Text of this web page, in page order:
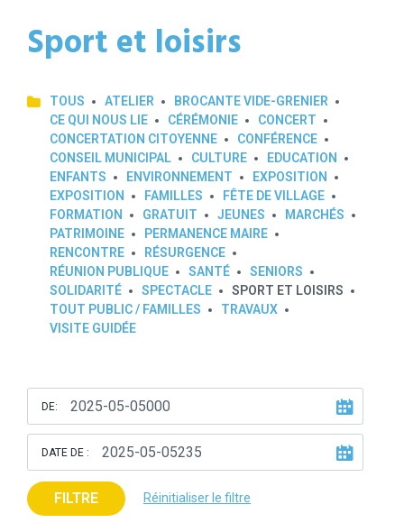
Sport et loisirs
TOUS ATELIER
BROCANTE VIDE-GRENIER
CE QUI NOUS LIE
CÉRÉMONIE
CONCERT
CONCERTATION CITOYENNE
CONFÉRENCE
CONSEIL MUNICIPAL
CULTURE
EDUCATION
ENFANTS
ENVIRONNEMENT
EXPOSITION
EXPOSITION
FAMILLES
FÊTE DE VILLAGE
FORMATION
GRATUIT JEUNES
MARCHÉS
PATRIMOINE
PERMANENCE MAIRE
RENCONTRE
RÉSURGENCE
RÉUNION PUBLIQUE
SANTÉ
SENIORS
SOLIDARITÉ
SPECTACLE
SPORT ET LOISIRS
TOUT PUBLIC / FAMILLES
TRAVAUX
VISITE GUIDÉE
DE:
DATE DE :
FILTRE Réinitialiser le filtre